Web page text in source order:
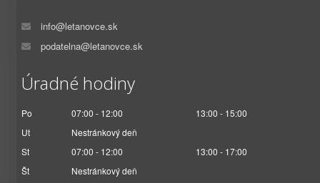
info@letanovce.sk
podatelna@letanovce.sk
Úradné hodiny
Po 07:00 - 12:00
13:00 - 15:00
Ut
Nestránkový deň
St
07:00 - 12:00
13:00 - 17:00
Št
Nestránkový deň